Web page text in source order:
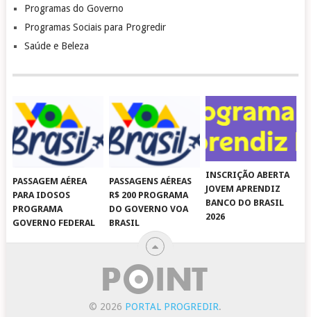
Programas do Governo
Programas Sociais para Progredir
Saúde e Beleza
PASSAGEM AÉREA
PARA IDOSOS
PROGRAMA
GOVERNO FEDERAL
PASSAGENS AÉREAS
R$ 200 PROGRAMA
DO GOVERNO VOA
BRASIL
INSCRIÇÃO ABERTA
JOVEM APRENDIZ
BANCO DO BRASIL
2026
© 2026 PORTAL PROGREDIR.